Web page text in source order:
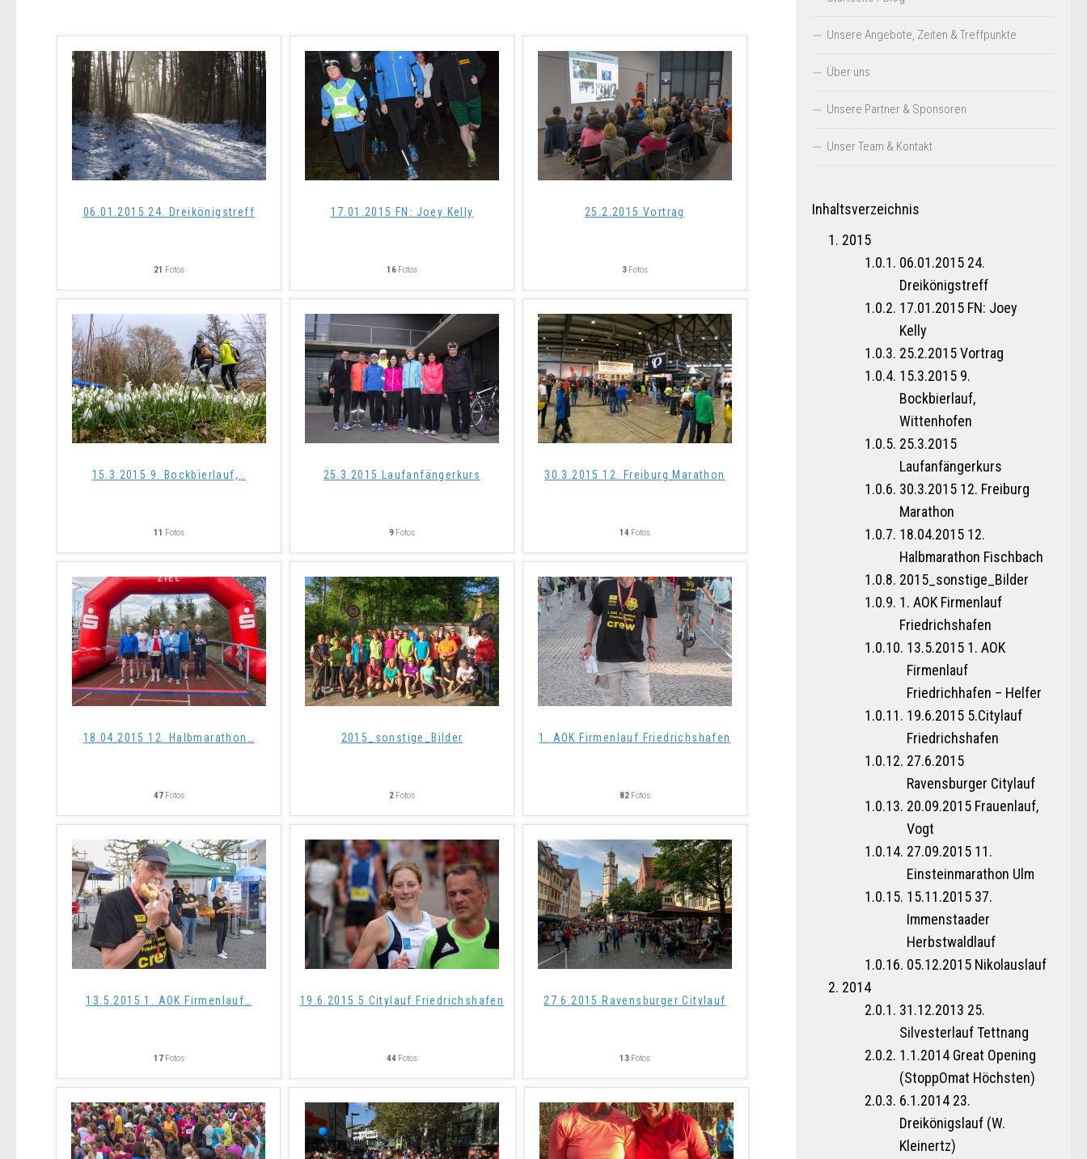
06.01.2015 24. Dreikönigstreff
21 Fotos
17.01.2015 FN: Joey Kelly
16 Fotos
25.2.2015 Vortrag
3 Fotos
15.3.2015 9. Bockbierlauf,…
11 Fotos
25.3.2015 Laufanfängerkurs
9 Fotos
30.3.2015 12. Freiburg Marathon
14 Fotos
18.04.2015 12. Halbmarathon …
47 Fotos
2015_sonstige_Bilder
2 Fotos
1. AOK Firmenlauf Friedrichshafen
82 Fotos
13.5.2015 1. AOK Firmenlauf…
17 Fotos
19.6.2015 5.Citylauf Friedrichshafen
44 Fotos
27.6.2015 Ravensburger Citylauf
13 Fotos
Unsere Angebote, Zeiten & Treffpunkte
Über uns
Unsere Partner & Sponsoren
Unser Team & Kontakt
Inhaltsverzeichnis
2015
06.01.2015 24.
Dreikönigstreff
17.01.2015 FN: Joey
Kelly
25.2.2015 Vortrag
15.3.2015 9.
Bockbierlauf,
Wittenhofen
25.3.2015
Laufanfängerkurs
30.3.2015 12. Freiburg
Marathon
18.04.2015 12.
Halbmarathon Fischbach
2015_sonstige_Bilder
1. AOK Firmenlauf
Friedrichshafen
13.5.2015 1. AOK
Firmenlauf
Friedrichhafen – Helfer
19.6.2015 5.Citylauf
Friedrichshafen
27.6.2015
Ravensburger Citylauf
20.09.2015 Frauenlauf,
Vogt
27.09.2015 11.
Einsteinmarathon Ulm
15.11.2015 37.
Immenstaader
Herbstwaldlauf
05.12.2015 Nikolauslauf
2014
31.12.2013 25.
Silvesterlauf Tettnang
1.1.2014 Great Opening
(StoppOmat Höchsten)
6.1.2014 23.
Dreikönigslauf (W.
Kleinertz)